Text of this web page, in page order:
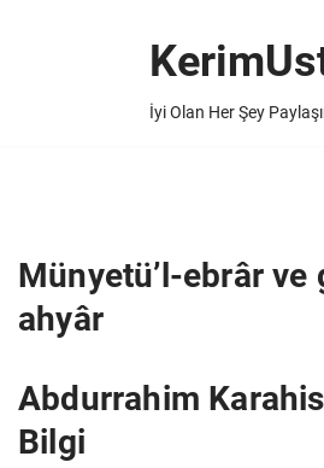
İyi Olan Her Şey
Münyetü’l-ebrâr ve
ahyâr
Abdurrahim
Bilgi